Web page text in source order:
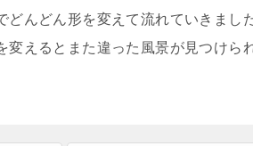
どんどん形を変えて流れていきまし
変えるとまた違った風景が見つけら